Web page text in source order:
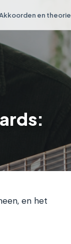
en theorie
en het